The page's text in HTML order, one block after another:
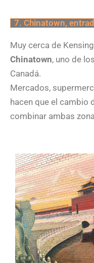
7. Chinatown,
Muy cerca de
Chinatown, uno de
Canadá.
Mercados,
hacen que el cambio
combinar ambas